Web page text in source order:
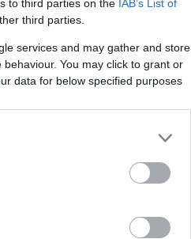
to third parties on the IAB’s List of
third parties.
services and may gather and store
You may click to grant or
data for below specified purposes
τηςΣΤΑΣΥ
από
στη